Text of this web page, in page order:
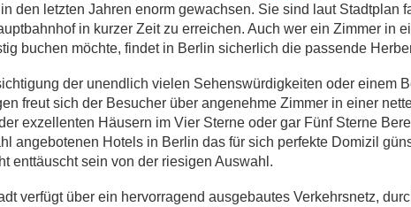
den letzten Jahren enorm gewachsen. Sie sind laut Stadtplan
in kurzer Zeit zu erreichen. Auch wer ein Zimmer in
buchen möchte, findet in Berlin sicherlich die passende
der unendlich vielen Sehenswürdigkeiten oder einem
freut sich der Besucher über angenehme Zimmer in einer
exzellenten Häusern im Vier Sterne oder gar Fünf Sterne
angebotenen Hotels in Berlin das für sich perfekte Domizil
enttäuscht sein von der riesigen Auswahl.
verfügt über ein hervorragend ausgebautes Verkehrsnetz,